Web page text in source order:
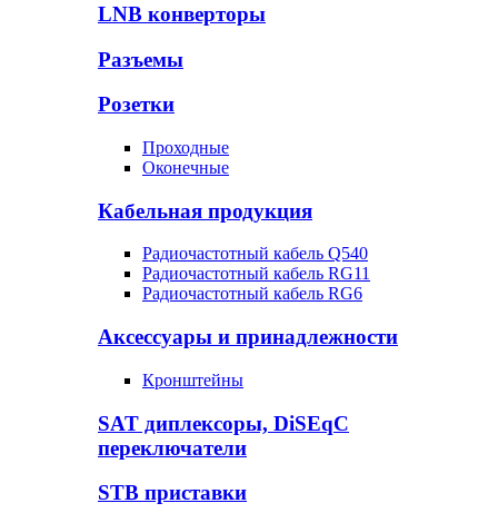
LNB конверторы
Разъемы
Розетки
Проходные
Оконечные
Кабельная продукция
Радиочастотный кабель Q540
Радиочастотный кабель RG11
Радиочастотный кабель RG6
Аксессуары и принадлежности
Кронштейны
SAT диплексоры, DiSEqC
переключатели
STB приставки